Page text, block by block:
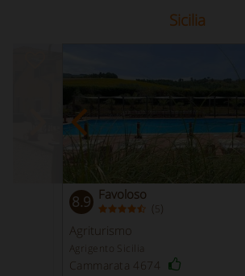
Sicilia
8.9 Favoloso
( )
Agriturismo
Agrigento Sicilia
Cammarata 4674